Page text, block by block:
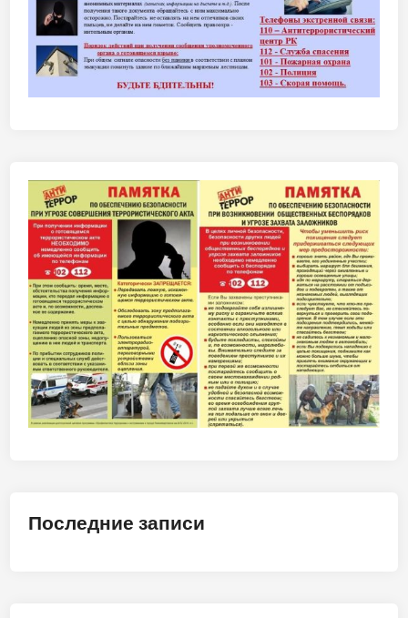
Последние записи